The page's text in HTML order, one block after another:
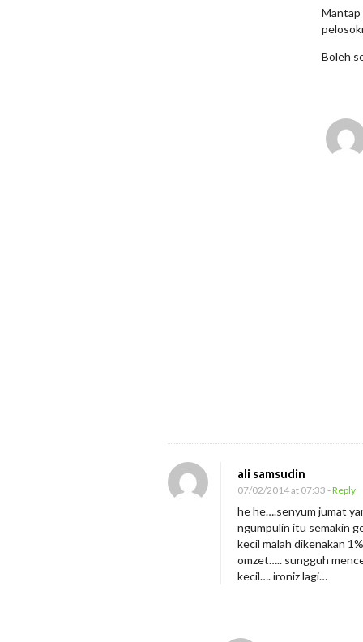
Mantap
Boleh
ali samsudin
07/02/2014 at 07:33 - Reply
he he….senyum jumat
ngumpulin itu semakin
kecil malah dikenakan
omzet….. sungguh
kecil…. ironiz lagi…